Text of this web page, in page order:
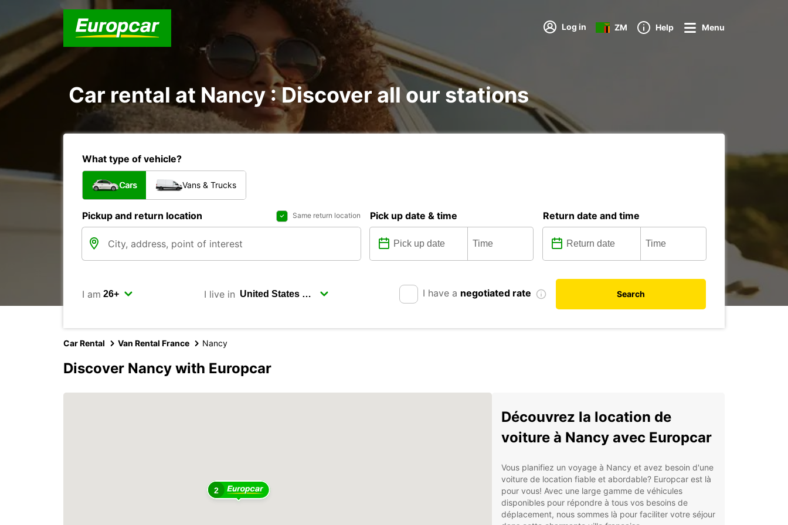
Log in ZM Help Menu
Car rental at Nancy : Discover all our stations
What type of vehicle?
Cars Vans & Trucks
Pickup and return location Same return location Pick up date & time Return date and time
I am I live in I have a negotiated rate Search
Car Rental Van Rental France Nancy
Discover Nancy with Europcar
2
Découvrez la location de
voiture à Nancy avec Europcar
Vous planifiez un voyage à Nancy et avez besoin d'une
voiture de location fiable et abordable? Europcar est là
pour vous! Avec une large gamme de véhicules
disponibles pour répondre à tous vos besoins de
déplacement, nous sommes là pour faciliter votre séjour